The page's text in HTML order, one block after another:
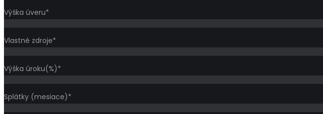
Výška úveru*
Vlastné zdroje*
Výška úroku(%)*
Splátky (mesiace)*